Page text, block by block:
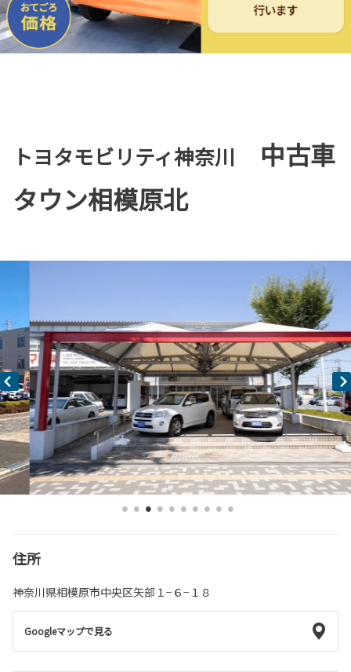
トヨタモビリティ神奈川
中古車
タウン相模原北
住所
神奈川県相模原市中央区矢部１−６−１８
Googleマップで見る